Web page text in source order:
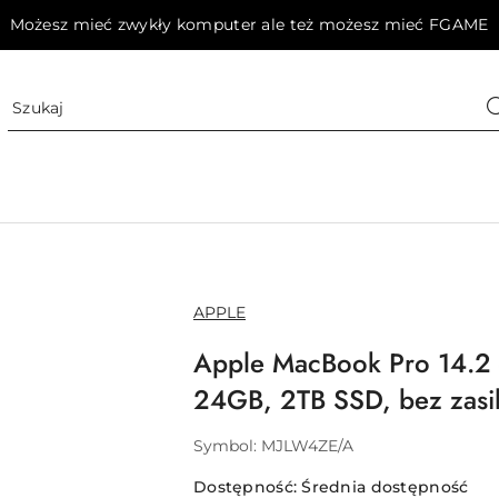
Możesz mieć zwykły komputer ale też możesz mieć FGAME
NAZWA
PRODUCENTA:
APPLE
Apple MacBook Pro
24GB, 2TB SSD, bez
Symbol: MJLW4ZE/A
Dostępność:Średnia dostępność